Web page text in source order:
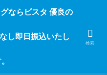
時間365日 在籍確認なしで借りれる
をしている人ならブラックでも給料
りられるから安心！
らビスタ 優良の即日融資
ならビスタ 優良の
し即日振込いたし
検索